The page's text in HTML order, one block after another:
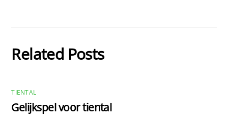
Related Posts
TIENTAL
Gelijkspel voor tiental